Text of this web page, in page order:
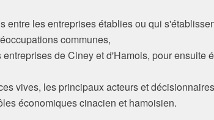
entre les entreprises établies ou qui
communes,
de Ciney et d'Hamois, pour
vives, les principaux acteurs et
économiques cinacien et hamoisien.